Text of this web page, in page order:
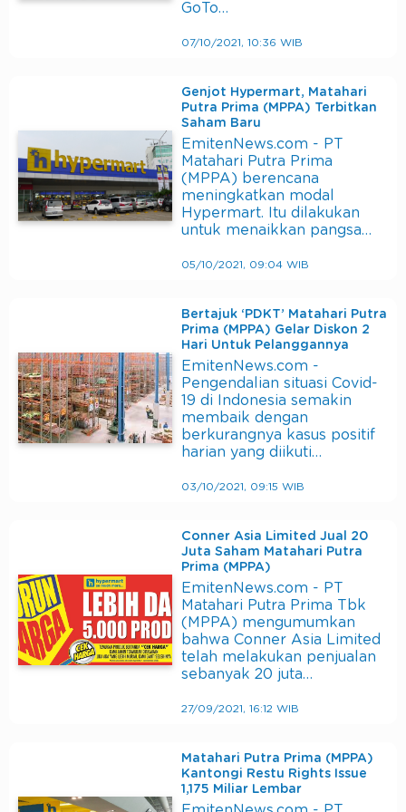
GoTo…
07/10/2021, 10:36 WIB
Genjot Hypermart, Matahari
Putra Prima (MPPA) Terbitkan
Saham Baru
EmitenNews.com - PT
Matahari Putra Prima
(MPPA) berencana
meningkatkan modal
Hypermart. Itu dilakukan
untuk menaikkan pangsa…
05/10/2021, 09:04 WIB
Bertajuk ‘PDKT’ Matahari Putra
Prima (MPPA) Gelar Diskon 2
Hari Untuk Pelanggannya
EmitenNews.com -
Pengendalian situasi Covid-
19 di Indonesia semakin
membaik dengan
berkurangnya kasus positif
harian yang diikuti…
03/10/2021, 09:15 WIB
Conner Asia Limited Jual 20
Juta Saham Matahari Putra
Prima (MPPA)
EmitenNews.com - PT
Matahari Putra Prima Tbk
(MPPA) mengumumkan
bahwa Conner Asia Limited
telah melakukan penjualan
sebanyak 20 juta…
27/09/2021, 16:12 WIB
Matahari Putra Prima (MPPA)
Kantongi Restu Rights Issue
1,175 Miliar Lembar